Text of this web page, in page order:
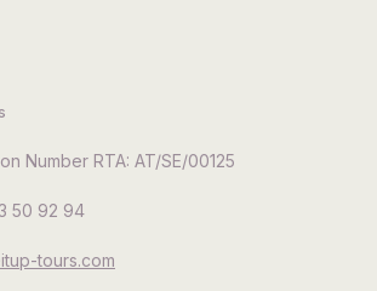
Number RTA: AT/SE/00125
50 92 94
tours.com